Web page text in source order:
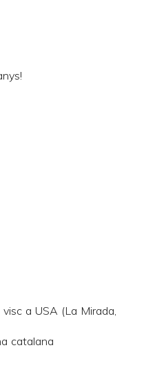
a USA (La Mirada,
catalana